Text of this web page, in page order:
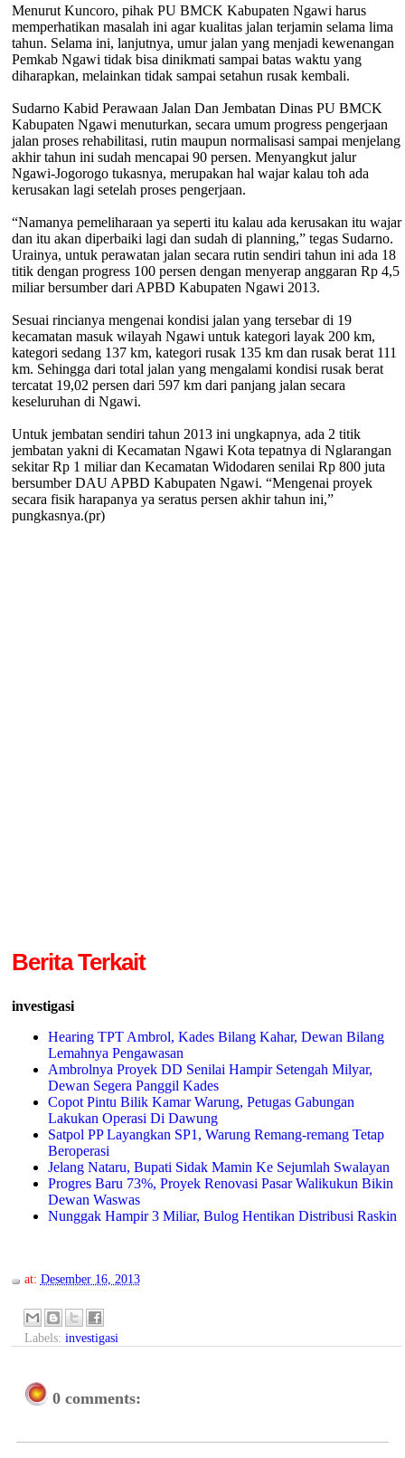
Menurut Kuncoro, pihak PU BMCK Kabupaten Ngawi harus
memperhatikan masalah ini agar kualitas jalan terjamin selama lima
tahun. Selama ini, lanjutnya, umur jalan yang menjadi kewenangan
Pemkab Ngawi tidak bisa dinikmati sampai batas waktu yang
diharapkan, melainkan tidak sampai setahun rusak kembali.
Sudarno Kabid Perawaan Jalan Dan Jembatan Dinas PU BMCK
Kabupaten Ngawi menuturkan, secara umum progress pengerjaan
jalan proses rehabilitasi, rutin maupun normalisasi sampai menjelang
akhir tahun ini sudah mencapai 90 persen. Menyangkut jalur
Ngawi-Jogorogo tukasnya, merupakan hal wajar kalau toh ada
kerusakan lagi setelah proses pengerjaan.
“Namanya pemeliharaan ya seperti itu kalau ada kerusakan itu wajar
dan itu akan diperbaiki lagi dan sudah di planning,” tegas Sudarno.
Urainya, untuk perawatan jalan secara rutin sendiri tahun ini ada 18
titik dengan progress 100 persen dengan menyerap anggaran Rp 4,5
miliar bersumber dari APBD Kabupaten Ngawi 2013.
Sesuai rincianya mengenai kondisi jalan yang tersebar di 19
kecamatan masuk wilayah Ngawi untuk kategori layak 200 km,
kategori sedang 137 km, kategori rusak 135 km dan rusak berat 111
km. Sehingga dari total jalan yang mengalami kondisi rusak berat
tercatat 19,02 persen dari 597 km dari panjang jalan secara
keseluruhan di Ngawi.
Untuk jembatan sendiri tahun 2013 ini ungkapnya, ada 2 titik
jembatan yakni di Kecamatan Ngawi Kota tepatnya di Nglarangan
sekitar Rp 1 miliar dan Kecamatan Widodaren senilai Rp 800 juta
bersumber DAU APBD Kabupaten Ngawi. “Mengenai proyek
secara fisik harapanya ya seratus persen akhir tahun ini,”
pungkasnya.(pr)
Berita Terkait
investigasi
Hearing TPT Ambrol, Kades Bilang Kahar, Dewan Bilang
Lemahnya Pengawasan
Ambrolnya Proyek DD Senilai Hampir Setengah Milyar,
Dewan Segera Panggil Kades
Copot Pintu Bilik Kamar Warung, Petugas Gabungan
Lakukan Operasi Di Dawung
Satpol PP Layangkan SP1, Warung Remang-remang Tetap
Beroperasi
Jelang Nataru, Bupati Sidak Mamin Ke Sejumlah Swalayan
Progres Baru 73%, Proyek Renovasi Pasar Walikukun Bikin
Dewan Waswas
Nunggak Hampir 3 Miliar, Bulog Hentikan Distribusi Raskin
at: Desember 16, 2013
Labels: investigasi
0 comments: